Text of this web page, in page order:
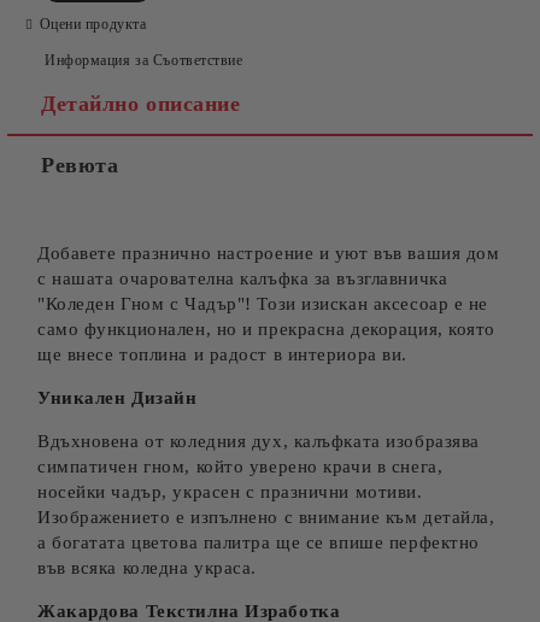
Оцени продукта
Информация за Съответствие
Детайлно описание
Ревюта
Добавете празнично настроение и уют във вашия дом
с нашата очарователна калъфка за възглавничка
"Коледен Гном с Чадър"! Този изискан аксесоар е не
само функционален, но и прекрасна декорация, която
ще внесе топлина и радост в интериора ви.
Уникален Дизайн
Вдъхновена от коледния дух, калъфката изобразява
симпатичен гном, който уверено крачи в снега,
носейки чадър, украсен с празнични мотиви.
Изображението е изпълнено с внимание към детайла,
а богатата цветова палитра ще се впише перфектно
във всяка коледна украса.
Жакардова Текстилна Изработка